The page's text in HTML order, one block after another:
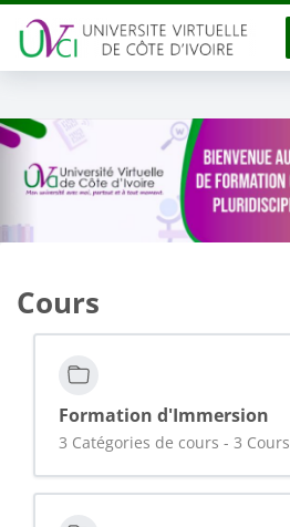
Cours
Formation d'Immersion
3 Catégories de cours - 3 Cours